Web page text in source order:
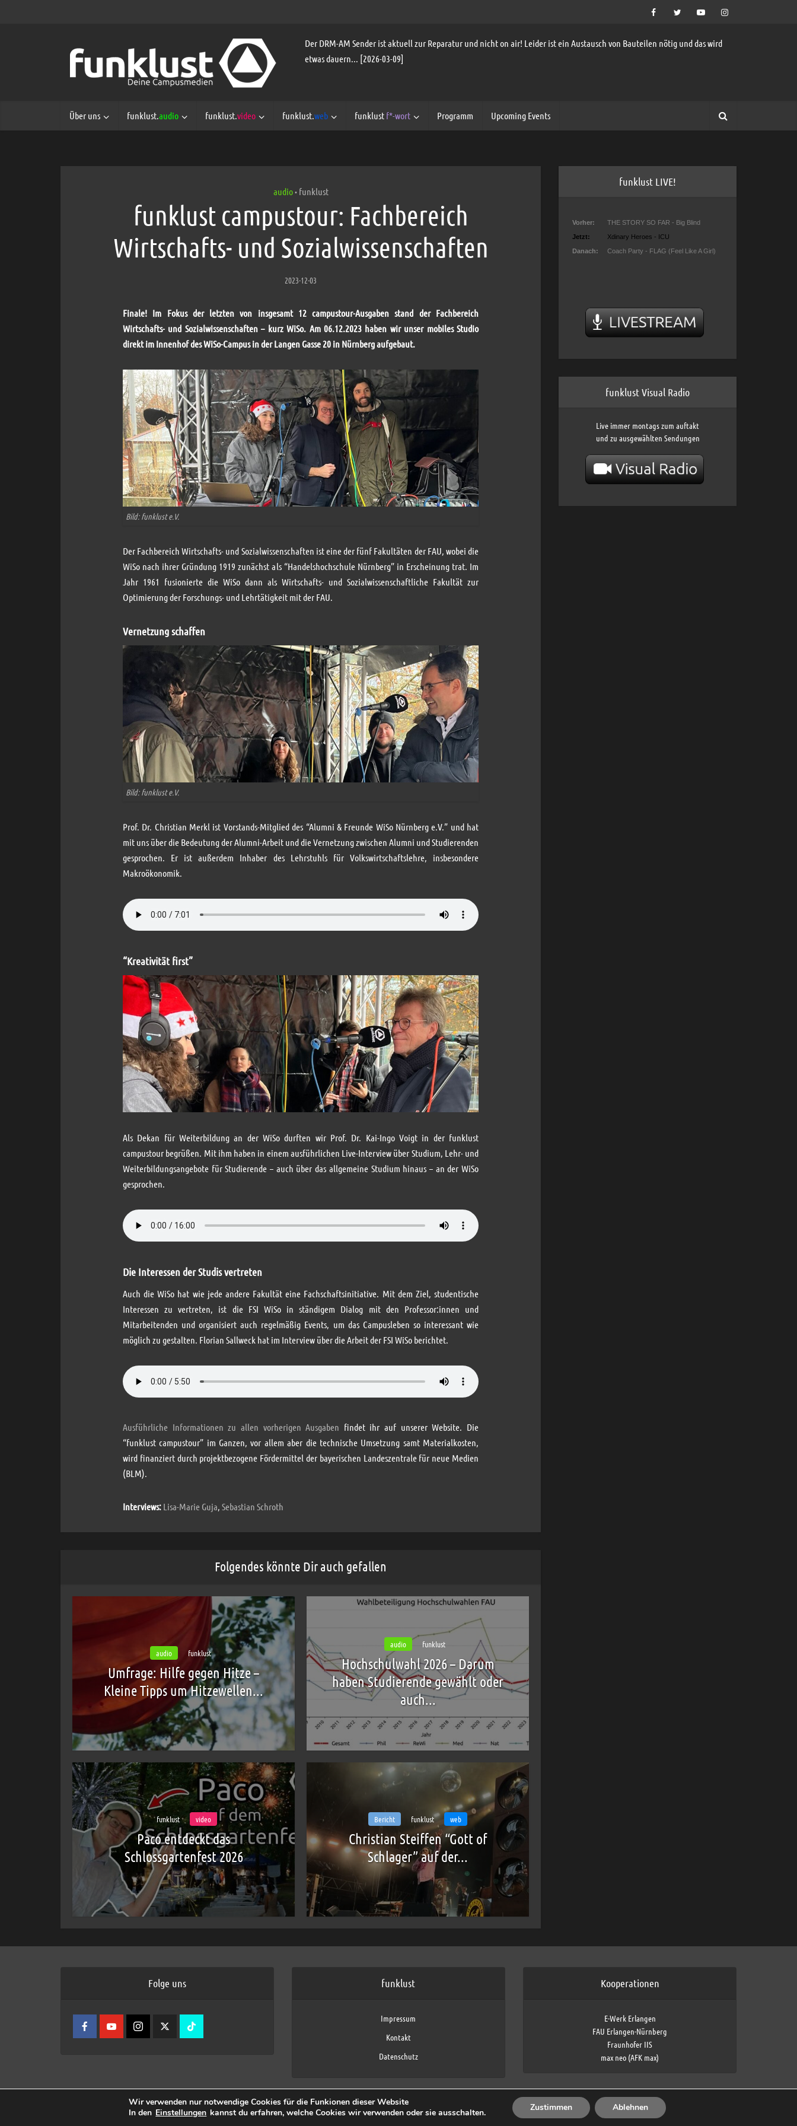
Der DRM-AM Sender ist aktuell zur Reparatur und nicht on air! Leider ist ein Austausch von Bauteilen nötig und das wird
etwas dauern... [2026-03-09]
Über uns funklust.audio funklust.video funklust.web funklust f*-wort Programm Upcoming Events
audio • funklust
funklust campustour: Fachbereich
Wirtschafts- und Sozialwissenschaften
2023-12-03
Finale! Im Fokus der letzten von insgesamt 12 campustour-Ausgaben stand der Fachbereich
Wirtschafts- und Sozialwissenschaften – kurz WiSo. Am 06.12.2023 haben wir unser mobiles Studio
direkt im Innenhof des WiSo-Campus in der Langen Gasse 20 in Nürnberg aufgebaut.
Bild: funklust e.V.
Der Fachbereich Wirtschafts- und Sozialwissenschaften ist eine der fünf Fakultäten der FAU, wobei die
WiSo nach ihrer Gründung 1919 zunächst als “Handelshochschule Nürnberg” in Erscheinung trat. Im
Jahr 1961 fusionierte die WiSo dann als Wirtschafts- und Sozialwissenschaftliche Fakultät zur
Optimierung der Forschungs- und Lehrtätigkeit mit der FAU.
Vernetzung schaffen
Bild: funklust e.V.
Prof. Dr. Christian Merkl ist Vorstands-Mitglied des “Alumni & Freunde WiSo Nürnberg e.V.” und hat
mit uns über die Bedeutung der Alumni-Arbeit und die Vernetzung zwischen Alumni und Studierenden
gesprochen. Er ist außerdem Inhaber des Lehrstuhls für Volkswirtschaftslehre, insbesondere
Makroökonomik.
“Kreativität first”
Als Dekan für Weiterbildung an der WiSo durften wir Prof. Dr. Kai-Ingo Voigt in der funklust
campustour begrüßen. Mit ihm haben in einem ausführlichen Live-Interview über Studium, Lehr- und
Weiterbildungsangebote für Studierende – auch über das allgemeine Studium hinaus – an der WiSo
gesprochen.
Die Interessen der Studis vertreten
Auch die WiSo hat wie jede andere Fakultät eine Fachschaftsinitiative. Mit dem Ziel, studentische
Interessen zu vertreten, ist die FSI WiSo in ständigem Dialog mit den Professor:innen und
Mitarbeitenden und organisiert auch regelmäßig Events, um das Campusleben so interessant wie
möglich zu gestalten. Florian Sallweck hat im Interview über die Arbeit der FSI WiSo berichtet.
Ausführliche Informationen zu allen vorherigen Ausgaben findet ihr auf unserer Website. Die
“funklust campustour” im Ganzen, vor allem aber die technische Umsetzung samt Materialkosten,
wird finanziert durch projektbezogene Fördermittel der bayerischen Landeszentrale für neue Medien
(BLM).
Interviews: Lisa-Marie Guja Sebastian Schroth
Folgendes könnte Dir auch gefallen
audio funklust
Umfrage: Hilfe gegen Hitze –
Kleine Tipps um Hitzewellen...
audio funklust
Hochschulwahl 2026 – Darum
haben Studierende gewählt oder
auch...
funklust video
Paco entdeckt das
Schlossgartenfest 2026
Bericht funklust web
Christian Steiffen “Gott of
Schlager” auf der...
funklust LIVE!
funklust Visual Radio
Live immer montags zum auftakt
und zu ausgewählten Sendungen
Folge uns funklust
Impressum
Kontakt
Datenschutz
Kooperationen
E-Werk Erlangen
FAU Erlangen-Nürnberg
Fraunhofer IIS
max neo (AFK max)
Copyright © 2026 by funklust, FAU
Wir verwenden nur notwendige Cookies für die Funkionen dieser Website
In den Einstellungen kannst du erfahren, welche Cookies wir verwenden oder sie ausschalten. Zustimmen Ablehnen